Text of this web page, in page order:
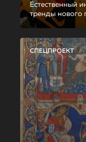
Естественный
тренды нового
СПЕЦПРОЕКТ